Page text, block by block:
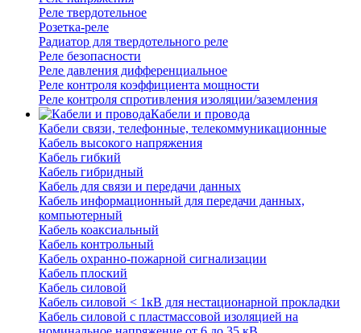
Реле твердотельное
Розетка-реле
Радиатор для твердотельного реле
Реле безопасности
Реле давления дифференциальное
Реле контроля коэффициента мощности
Реле контроля спротивления изоляции/заземления
Кабели и провода
Кабели связи, телефонные, телекоммуникационные
Кабель высокого напряжения
Кабель гибкий
Кабель гибридный
Кабель для связи и передачи данных
Кабель информационный для передачи данных,
компьютерный
Кабель коаксиальный
Кабель контрольный
Кабель охранно-пожарной сигнализации
Кабель плоский
Кабель силовой
Кабель силовой < 1кВ для нестационарной прокладки
Кабель силовой с пластмассовой изоляцией на